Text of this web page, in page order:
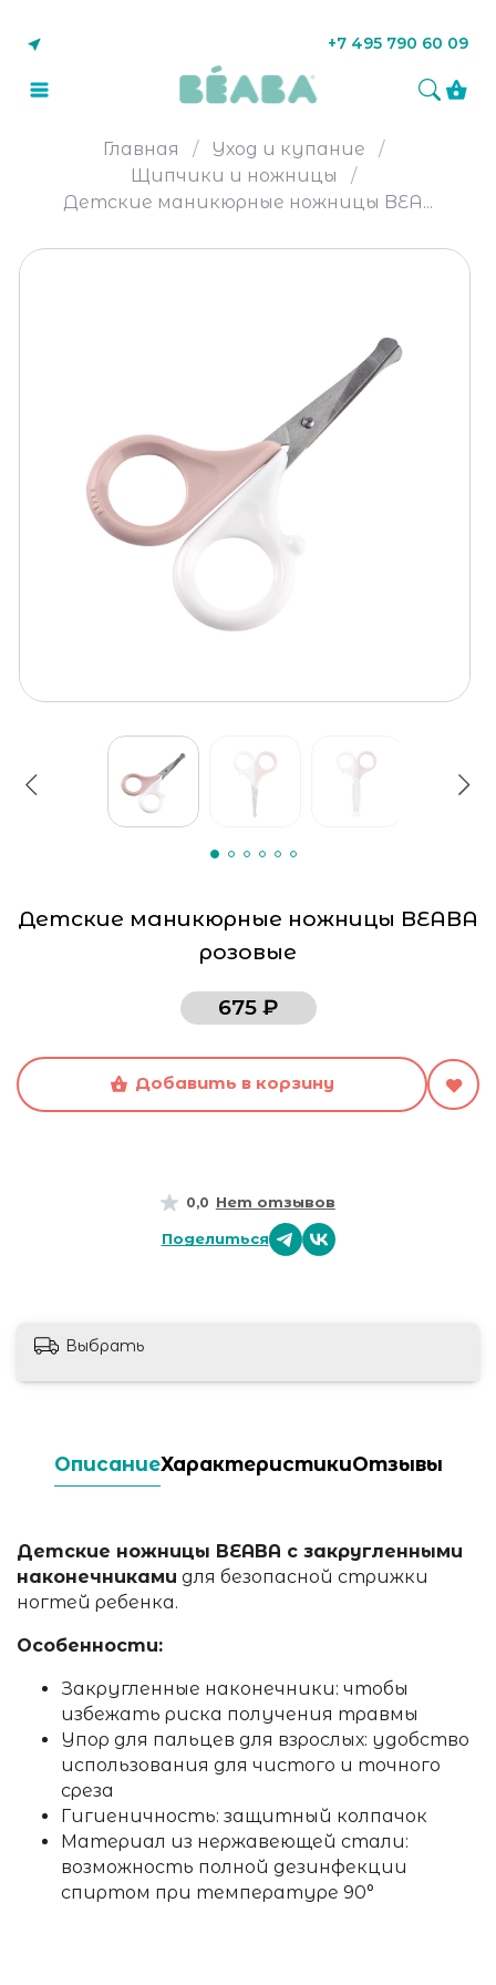
+7 495 790 60 09
Главная
Уход и купание
Щипчики и ножницы
Детские маникюрные ножницы BEA...
Детские маникюрные ножницы BEABA
розовые
0,0 Нет отзывов
Поделиться
675 ₽
Добавить в корзину
Выбрать
ОписаниеХарактеристикиОтзывы
Детские ножницы BEABA с закругленными
наконечниками для безопасной стрижки
ногтей ребенка.
Особенности:
Закругленные наконечники: чтобы
избежать риска получения травмы
Упор для пальцев для взрослых: удобство
использования для чистого и точного
среза
Гигиеничность: защитный колпачок
Материал из нержавеющей стали:
возможность полной дезинфекции
спиртом при температуре 90°